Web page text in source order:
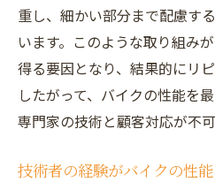
重し、細かい部分まで配慮す
います。このような取り組み
得る要因となり、結果的にリ
したがって、バイクの性能を
専門家の技術と顧客対応が不可
技術者の経験がバイクの性